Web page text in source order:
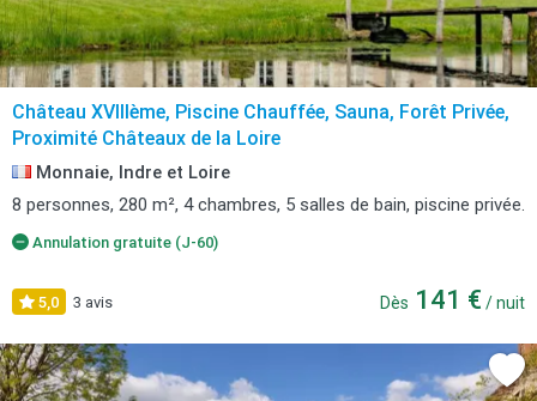
Château XVIIIème, Piscine Chauffée, Sauna, Forêt Privée,
Proximité Châteaux de la Loire
Monnaie, Indre et Loire
8 personnes, 280 m², 4 chambres, 5 salles de bain, piscine privée.
Annulation gratuite (J-60)
5,0 3 avis Dès 141 € / nuit